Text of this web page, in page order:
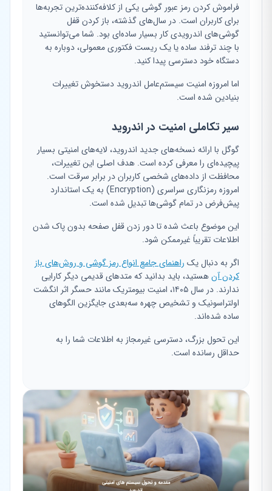
فراموش کردن رمز عبور گوشی یکی از کلافه‌کننده‌ترین تجربه‌ها
برای کاربران است. در سال‌های گذشته، باز کردن قفل
گوشی‌های اندرویدی کار بسیار ساده‌ای بود. شما می‌توانستید
با چند ترفند ساده یا یک ریست فکتوری معمولی، دوباره به
دستگاه خود دسترسی پیدا کنید.
اما امروزه امنیت سیستم‌عامل اندروید دستخوش تغییرات
بنیادین شده است.
سیر تکاملی امنیت در اندروید
گوگل با ارائه نسخه‌های جدید اندروید، لایه‌های امنیتی بسیار
پیچیده‌ای را معرفی کرده است. هدف اصلی این تغییرات،
محافظت از داده‌های شخصی کاربران در برابر سرقت است.
امروزه رمزنگاری سراسری (Encryption) به یک استاندارد
پیش‌فرض در تمام گوشی‌ها تبدیل شده است.
این موضوع باعث شده تا دور زدن قفل صفحه بدون پاک شدن
اطلاعات تقریباً غیرممکن شود.
اگر به دنبال یک راهنمای جامع انواع رمز گوشی و روش‌های باز
کردن آنهستید، باید بدانید که متدهای قدیمی دیگر کارایی
ندارند. در سال ۱۴۰۵، امنیت بیومتریک مانند حسگر اثر انگشت
اولتراسونیک و تشخیص چهره سه‌بعدی جایگزین الگوهای
ساده شده‌اند.
این تحول بزرگ، دسترسی غیرمجاز به اطلاعات شما را به
حداقل رسانده است.